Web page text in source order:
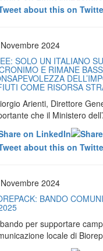
2024
SOLO UN ITALIANO
E RIMANE
COME RISORSA
Arienti, Direttore
che il Ministero
2024
BANDO
per supportare
locale di